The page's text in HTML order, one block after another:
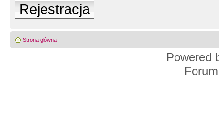
Rejestracja
Strona główna
Powered